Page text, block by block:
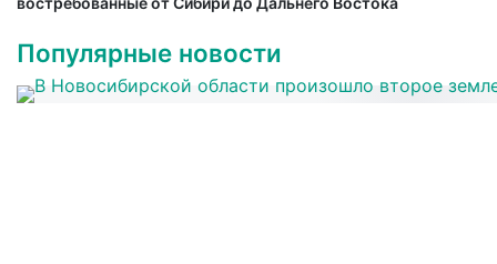
Популярные новости